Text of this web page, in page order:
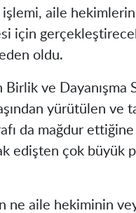
aile
için
oldu.
ve Dayanışma
yürütülen ve
da mağdur
edişten çok büyük
ne aile hekiminin